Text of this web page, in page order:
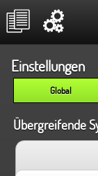
Einstellungen
Global
Übergreifende